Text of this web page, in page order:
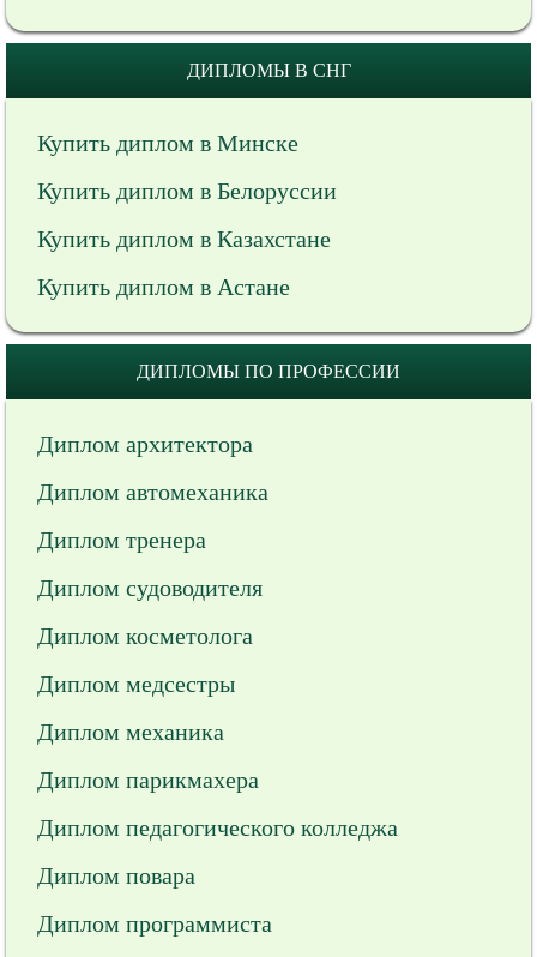
ДИПЛОМЫ В СНГ
Купить диплом в Минске
Купить диплом в Белоруссии
Купить диплом в Казахстане
Купить диплом в Астане
ДИПЛОМЫ ПО ПРОФЕССИИ
Диплом архитектора
Диплом автомеханика
Диплом тренера
Диплом судоводителя
Диплом косметолога
Диплом медсестры
Диплом механика
Диплом парикмахера
Диплом педагогического колледжа
Диплом повара
Диплом программиста